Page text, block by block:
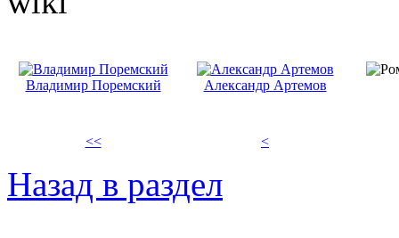
Владимир Поремский Александр Артемов
<< <
Назад в раздел